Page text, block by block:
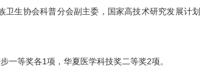
生协会科普分会副主委，国家高技术研究发展计划
一等奖各1项，华夏医学科技奖二等奖2项。